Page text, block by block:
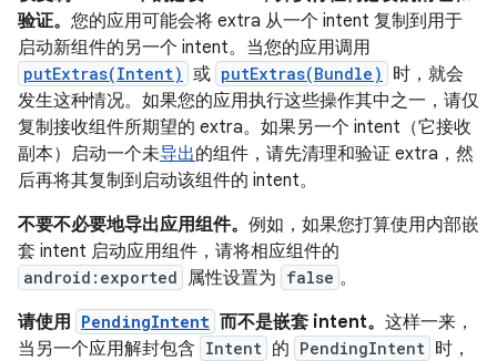
验证。 您的应用可能会将 extra 从一个 intent 复制到用于
启动新组件的另一个 intent。当您的应用调用
putExtras(Intent) 或 putExtras(Bundle)
时，就会
发生这种情况。如果您的应用执行这些操作其中之一，请仅
复制接收组件所期望的 extra。如果另一个 intent（它接收
副本）启动一个未导出的组件，请先清理和验证 extra，然
后再将其复制到启动该组件的 intent。
不要不必要地导出应用组件。 例如，如果您打算使用内部嵌
套 intent 启动应用组件，请将相应组件的
android:exported 属性设置为 false 。
请使用 PendingIntent 而不是嵌套 intent。 这样一来，
当另一个应用解封包含 Intent 的 PendingIntent 时，